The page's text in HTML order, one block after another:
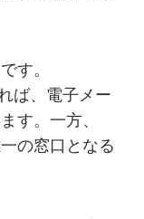
す。
ば、電子メー
す。一方、
の窓口となる